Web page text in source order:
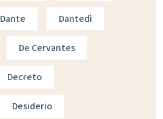
Dante Dantedì
De Cervantes
Decreto
Desiderio